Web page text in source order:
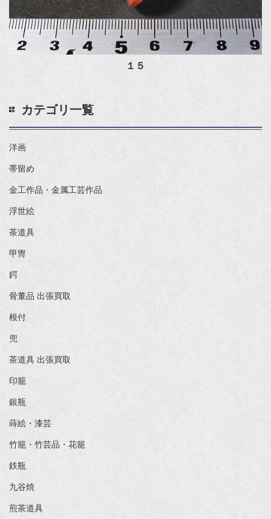
１５
カテゴリ一覧
洋画
帯留め
金工作品・金属工芸作品
浮世絵
茶道具
甲冑
鍔
骨董品 出張買取
根付
兜
茶道具 出張買取
印籠
銀瓶
蒔絵・漆芸
竹籠・竹芸品・花籠
鉄瓶
九谷焼
煎茶道具